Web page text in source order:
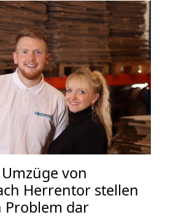
von
Herrentor stellen
dar